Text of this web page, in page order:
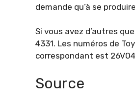
demande qu’à se
Si vous avez d’autres
4331. Les numéros de
correspondant est
Source